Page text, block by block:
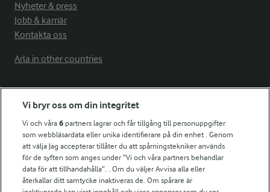
Nyheter & press
Jobb & karriär
Kontakta oss
Arla in other countries
Fler Arlasajter
För ägare
Arlas kundportal
Arla.com
Falbygdens Ost
Vi bryr oss om din integritet
Vi och våra6 partners lagrar och får tillgång till personuppgifter
som webbläsardata eller unika identifierare på din enhet . Genom
att välja Jag accepterar tillåter du att spårningstekniker används
för de syften som anges under ”Vi och våra partners behandlar
data för att tillhandahålla”. . Om du väljer Avvisa alla eller
återkallar ditt samtycke inaktiveras de. Om spårare är